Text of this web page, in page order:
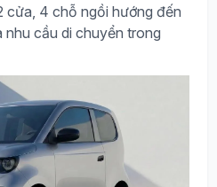
cửa, 4 chỗ ngồi hướng đến
nhu cầu di chuyển trong